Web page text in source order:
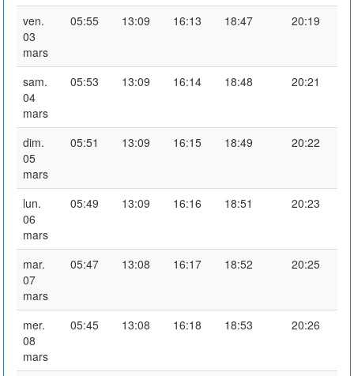
ven.
03
mars
05:55 13:09 16:13 18:47 20:19
sam.
04
mars
05:53 13:09 16:14 18:48 20:21
dim.
05
mars
05:51 13:09 16:15 18:49 20:22
lun.
06
mars
05:49 13:09 16:16 18:51 20:23
mar.
07
mars
05:47 13:08 16:17 18:52 20:25
mer.
08
mars
05:45 13:08 16:18 18:53 20:26